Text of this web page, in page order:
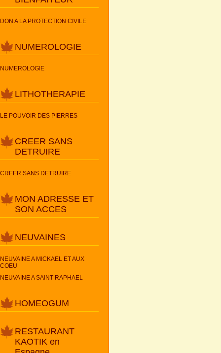
DON A LA PROTECTION CIVILE
NUMEROLOGIE
NUMEROLOGIE
LITHOTHERAPIE
LE POUVOIR DES PIERRES
CREER SANS
DETRUIRE
CREER SANS DETRUIRE
MON ADRESSE ET
SON ACCES
NEUVAINES
NEUVAINE A MICKAEL ET AUX
COEU
NEUVAINE A SAINT RAPHAEL
HOMEOGUM
RESTAURANT
KAOTIK en